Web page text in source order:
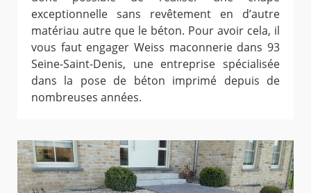
exceptionnelle sans revêtement en d’autre
matériau autre que le béton. Pour avoir cela, il
vous faut engager Weiss maconnerie dans 93
Seine-Saint-Denis, une entreprise spécialisée
dans la pose de béton imprimé depuis de
nombreuses années.